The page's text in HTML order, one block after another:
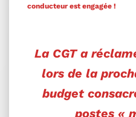
conducteur est engagée !
La CGT a
lors de la
budget
postes «